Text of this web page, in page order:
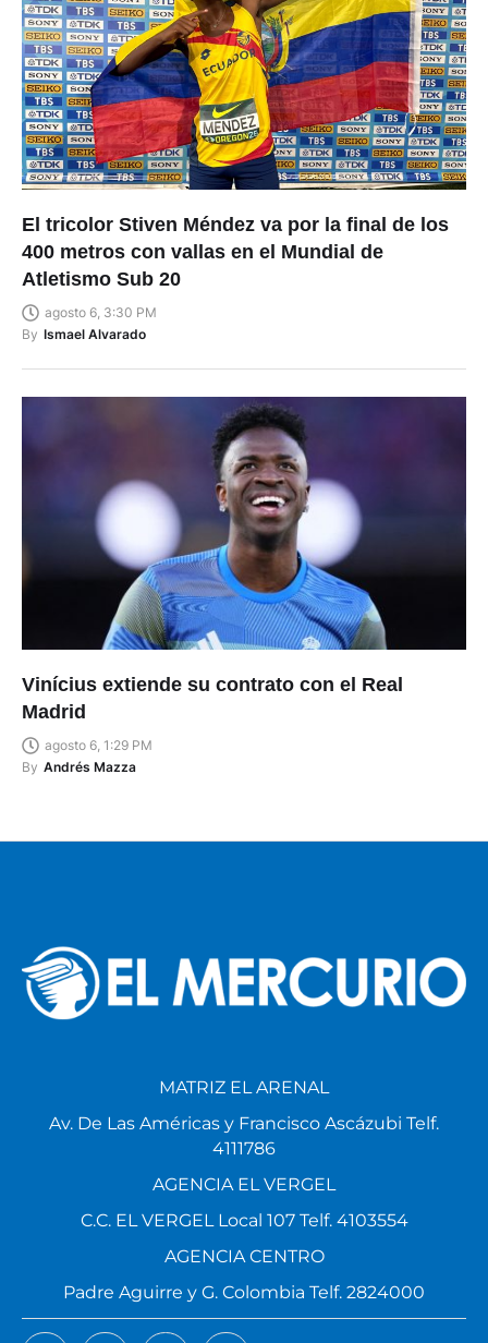
El tricolor Stiven Méndez va por la final de los
400 metros con vallas en el Mundial de
Atletismo Sub 20
agosto 6, 3:30 PM
By Ismael Alvarado
Vinícius extiende su contrato con el Real
Madrid
agosto 6, 1:29 PM
By Andrés Mazza
MATRIZ EL ARENAL
Av. De Las Américas y Francisco Ascázubi Telf.
4111786
AGENCIA EL VERGEL
C.C. EL VERGEL Local 107 Telf. 4103554
AGENCIA CENTRO
Padre Aguirre y G. Colombia Telf. 2824000